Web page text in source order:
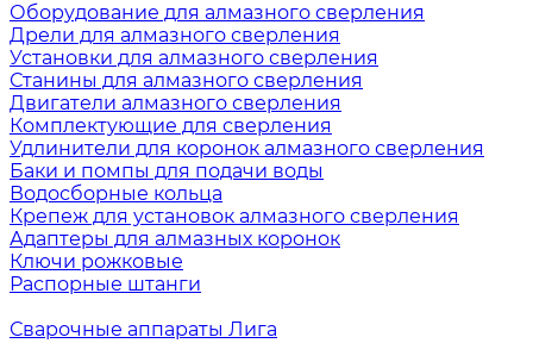
Оборудование для алмазного сверления
Дрели для алмазного сверления
Установки для алмазного сверления
Станины для алмазного сверления
Двигатели алмазного сверления
Комплектующие для сверления
Удлинители для коронок алмазного сверления
Баки и помпы для подачи воды
Водосборные кольца
Крепеж для установок алмазного сверления
Адаптеры для алмазных коронок
Ключи рожковые
Распорные штанги
Сварочные аппараты Лига